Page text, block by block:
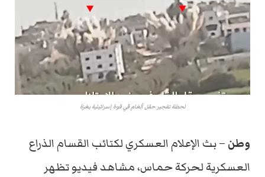
لحظة تفجير حقل ألغام في قوة إسرائيلية بغزة
وطن – بث الإعلام العسكري لكتائب القسام الذراع
العسكرية لحركة حماس، مشاهد فيديو تظهر